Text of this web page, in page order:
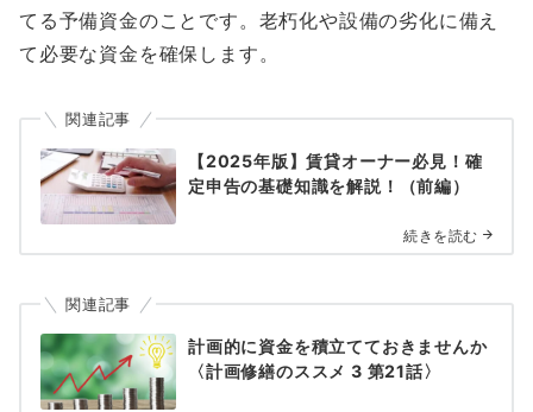
てる予備資金のことです。老朽化や設備の劣化に備え
て必要な資金を確保します。
関連記事
【2025年版】賃貸オーナー必見！確
定申告の基礎知識を解説！（前編）
続きを読む
関連記事
計画的に資金を積立てておきませんか
〈計画修繕のススメ 3 第21話〉